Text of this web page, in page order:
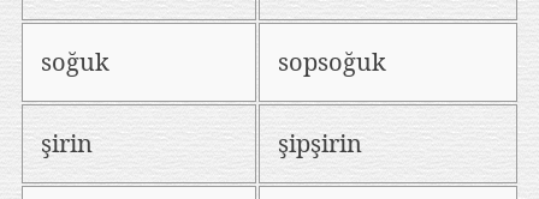
soğuk sopsoğuk
şirin şipşirin